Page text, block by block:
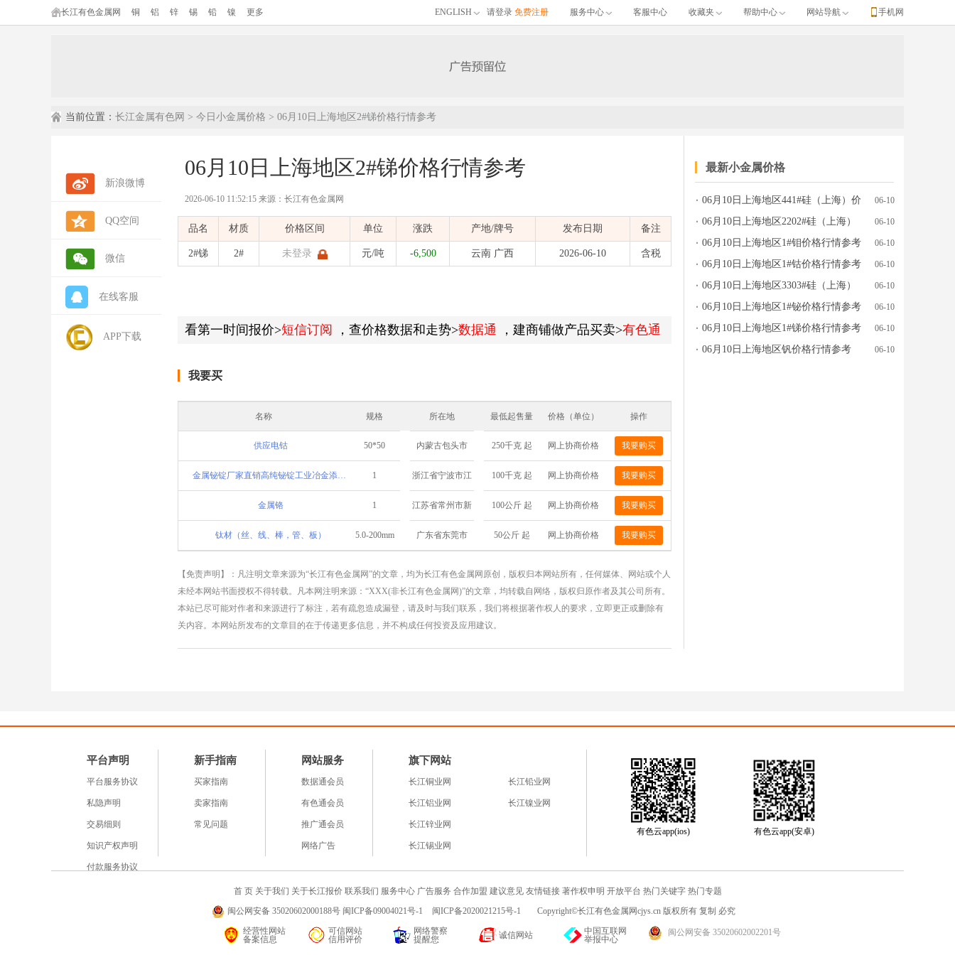
长江有色金属网 铜 铝 锌 锡 铅 镍 更多 ENGLISH 请登录 免费注册 服务中心 客服中心 收藏夹 帮助中心 网站导航 手机网
当前位置： 长江金属有色网 > 今日小金属价格 > 06月10日上海地区2#锑价格行情参考
新浪微博
QQ空间
微信
在线客服
APP下载
06月10日上海地区2#锑价格行情参考
2026-06-10 11:52:15 来源：长江有色金属网
本文为长江有色金属网发布的06月10日上海地区2#锑价格行情参考，包含品名、材质、价格区间、单位、涨跌、产地牌号、发布日期等完整行情数据。
数据类型：
现货市场报价 | 行情参考 | 有色金属价格
品名 材质 价格区间 单位 涨跌 产地/牌号 发布日期 备注
2#锑 2# 未登录 元/吨 -6,500 云南 广西 2026-06-10 含税
看第一时间报价>短信订阅 ，查价格数据和走势>数据通 ，建商铺做产品买卖>有色通
我要买
名称 规格 所在地 最低起售量 价格（单位） 操作
供应电钴 50*50 内蒙古包头市 250千克 起 网上协商价格 我要购买
金属铋锭厂家直销高纯铋锭工业冶金添加用铋块批发 1 浙江省宁波市江
北区慈城镇三板
桥8号
100千克 起 网上协商价格 我要购买
金属铬 1 江苏省常州市新
北区春江路171号
100公斤 起 网上协商价格 我要购买
钛材（丝、线、棒，管、板） 5.0-200mm 广东省东莞市 50公斤 起 网上协商价格 我要购买
【免责声明】：凡注明文章来源为“长江有色金属网”的文章，均为长江有色金属网原创，版权归本网站所有，任何媒体、网站或个人
未经本网站书面授权不得转载。凡本网注明来源：“XXX(非长江有色金属网)”的文章，均转载自网络，版权归原作者及其公司所有。
本站已尽可能对作者和来源进行了标注，若有疏忽造成漏登，请及时与我们联系，我们将根据著作权人的要求，立即更正或删除有
关内容。本网站所发布的文章目的在于传递更多信息，并不构成任何投资及应用建议。
最新小金属价格
06月10日上海地区441#硅（上海）价
格行情参考
06-10
06月10日上海地区2202#硅（上海）
价格行情参考
06-10
06月10日上海地区1#钼价格行情参考 06-10
06月10日上海地区1#钴价格行情参考 06-10
06月10日上海地区3303#硅（上海）
价格行情参考
06-10
06月10日上海地区1#铋价格行情参考 06-10
06月10日上海地区1#锑价格行情参考 06-10
06月10日上海地区钒价格行情参考 06-10
平台声明
平台服务协议
私隐声明
交易细则
知识产权声明
付款服务协议
新手指南
买家指南
卖家指南
常见问题
网站服务
数据通会员
有色通会员
推广通会员
网络广告
旗下网站
长江铜业网
长江铝业网
长江锌业网
长江锡业网
长江铅业网
长江镍业网
有色云app(ios) 有色云app(安卓)
首 页 关于我们 关于长江报价 联系我们 服务中心 广告服务 合作加盟 建议意见 友情链接 著作权申明 开放平台 热门关键字 热门专题
闽公网安备 35020602000188号 闽ICP备09004021号-1
闽ICP备2020021215号-1 Copyright©长江有色金属网cjys.cn 版权所有 复制 必究
经营性网站
备案信息
可信网站
信用评价
网络警察
提醒您
诚信网站
中国互联网
举报中心
闽公网安备 35020602002201号